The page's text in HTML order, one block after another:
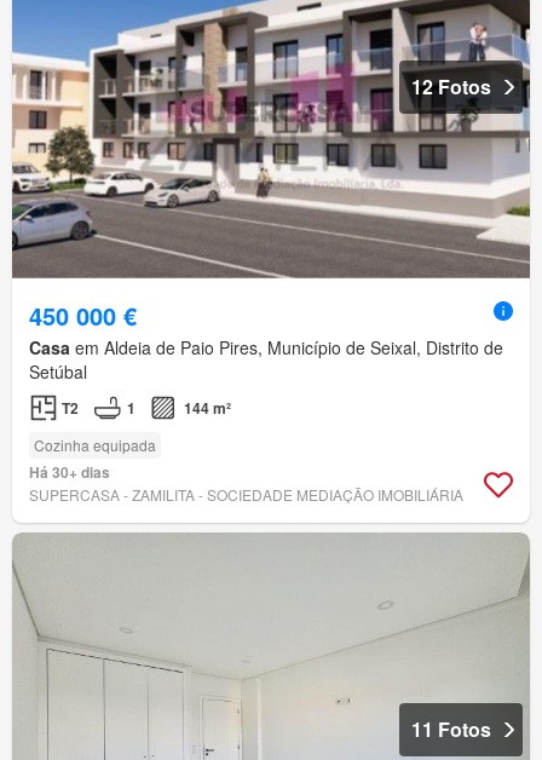
12 Fotos
450 000 €
Casa em Aldeia de Paio Pires, Município de Seixal, Distrito de
Setúbal
T2 1 144 m²
Cozinha equipada
Há 30+ dias
SUPERCASA - ZAMILITA - SOCIEDADE MEDIAÇÃO IMOBILIÁRIA
11 Fotos